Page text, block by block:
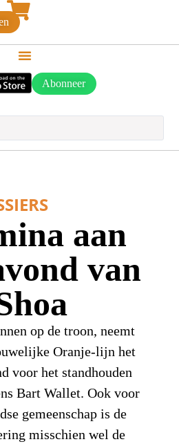
Abonneer
aan
van
op de troon, neemt
Oranje-lijn het
voor het standhouden
Bart Wallet. Ook voor
gemeenschap is de
misschien wel de